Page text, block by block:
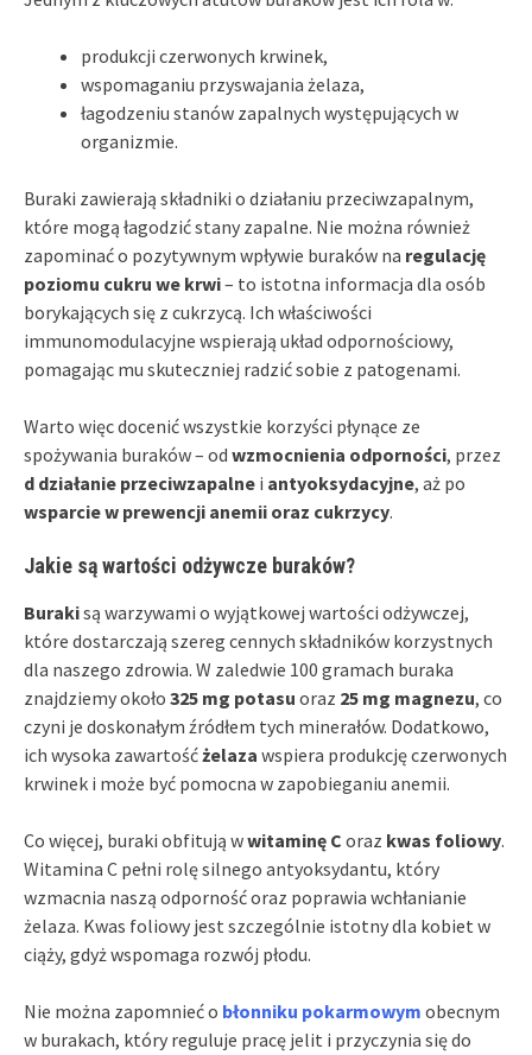
produkcji czerwonych krwinek,
wspomaganiu przyswajania żelaza,
łagodzeniu stanów zapalnych występujących w
organizmie.
Buraki zawierają składniki o działaniu przeciwzapalnym,
które mogą łagodzić stany zapalne. Nie można również
zapominać o pozytywnym wpływie buraków na regulację
poziomu cukru we krwi– to istotna informacja dla osób
borykających się z cukrzycą. Ich właściwości
immunomodulacyjne wspierają układ odpornościowy,
pomagając mu skuteczniej radzić sobie z patogenami.
Warto więc docenić wszystkie korzyści płynące ze
spożywania buraków – od wzmocnienia odporności, przez
d działanie przeciwzapalne i antyoksydacyjne, aż po
wsparcie w prewencji anemii oraz cukrzycy.
Jakie są wartości odżywcze buraków?
Burakisą warzywami o wyjątkowej wartości odżywczej,
które dostarczają szereg cennych składników korzystnych
dla naszego zdrowia. W zaledwie 100 gramach buraka
znajdziemy około 325 mg potasu oraz 25 mg magnezu, co
czyni je doskonałym źródłem tych minerałów. Dodatkowo,
ich wysoka zawartośćżelaza wspiera produkcję czerwonych
krwinek i może być pomocna w zapobieganiu anemii.
Co więcej, buraki obfitują wwitaminę C oraz kwas foliowy.
Witamina C pełni rolę silnego antyoksydantu, który
wzmacnia naszą odporność oraz poprawia wchłanianie
żelaza. Kwas foliowy jest szczególnie istotny dla kobiet w
ciąży, gdyż wspomaga rozwój płodu.
Nie można zapomnieć o błonniku pokarmowym obecnym
w burakach, który reguluje pracę jelit i przyczynia się do